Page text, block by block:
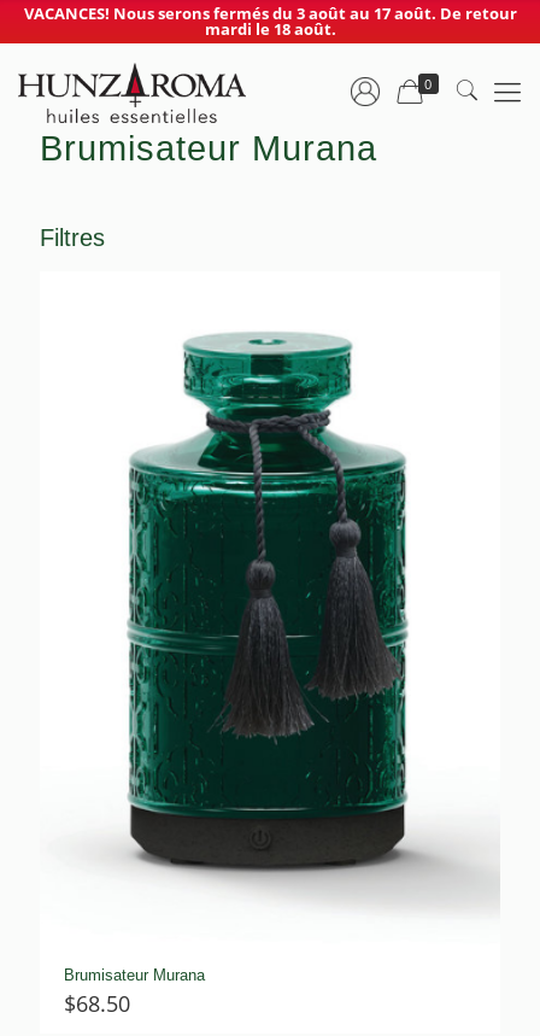
VACANCES! Nous serons fermés du 3 août au 17 août. De retour
mardi le 18 août.
0
Brumisateur Murana
Filtres
Brumisateur Murana
$68.50